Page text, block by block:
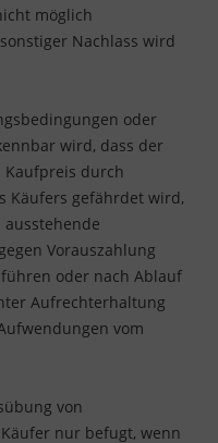
möglich
Nachlass wird
oder
wird, dass der
Kaufpreis durch
Käufers gefährdet wird,
Vorauszahlung
oder nach Ablauf
Aufrechterhaltung
vom
von
nur befugt, wenn